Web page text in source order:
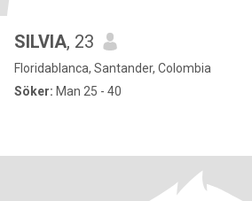
SILVIA, 23
Floridablanca, Santander, Colombia
Söker: Man 25 - 40